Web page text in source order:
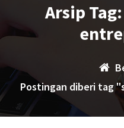
Arsip
Postingan diberi tag